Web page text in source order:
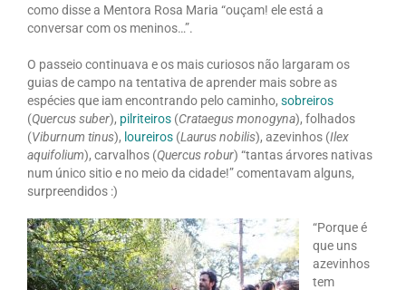
como disse a Mentora Rosa Maria “ouçam! ele está a
conversar com os meninos…”.
O passeio continuava e os mais curiosos não largaram os
guias de campo na tentativa de aprender mais sobre as
espécies que iam encontrando pelo caminho, sobreiros
(Quercus suber), pilriteiros (Crataegus monogyna), folhados
(Viburnum tinus), loureiros (Laurus nobilis), azevinhos (Ilex
aquifolium), carvalhos (Quercus robur) “tantas árvores nativas
num único sitio e no meio da cidade!” comentavam alguns,
surpreendidos :)
“Porque é
que uns
azevinhos
tem